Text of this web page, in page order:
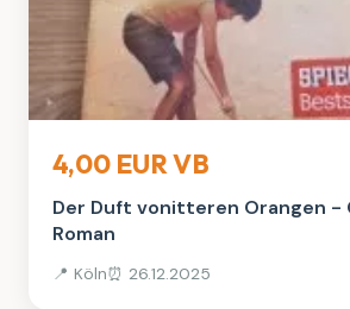
4,00 EUR VB
Der Duft vonitteren Orangen -
Roman
📍 Köln⏰ 26.12.2025